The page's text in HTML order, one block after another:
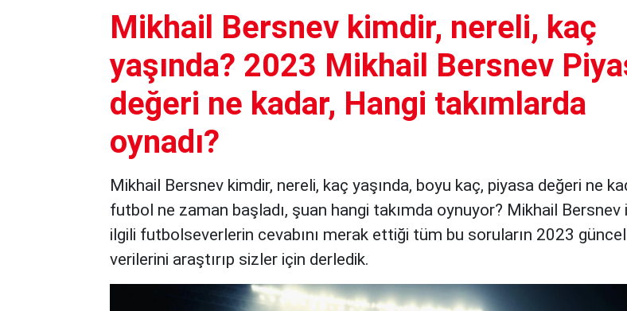
Mikhail Bersnev kimdir, nereli, kaç
yaşında? 2023 Mikhail Bersnev
değeri ne kadar, Hangi takımlarda
oynadı?
Mikhail Bersnev kimdir, nereli, kaç yaşında, boyu kaç, piyasa değeri ne
futbol ne zaman başladı, şuan hangi takımda oynuyor? Mikhail Bersnev
ilgili futbolseverlerin cevabını merak ettiği tüm bu soruların 2023 güncel
verilerini araştırıp sizler için derledik.